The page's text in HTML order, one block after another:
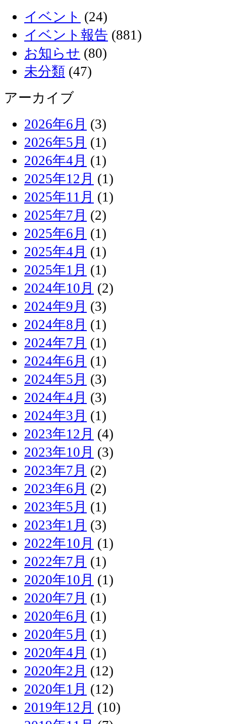
イベント (24)
イベント報告 (881)
お知らせ (80)
未分類 (47)
アーカイブ
2026年6月 (3)
2026年5月 (1)
2026年4月 (1)
2025年12月 (1)
2025年11月 (1)
2025年7月 (2)
2025年6月 (1)
2025年4月 (1)
2025年1月 (1)
2024年10月 (2)
2024年9月 (3)
2024年8月 (1)
2024年7月 (1)
2024年6月 (1)
2024年5月 (3)
2024年4月 (3)
2024年3月 (1)
2023年12月 (4)
2023年10月 (3)
2023年7月 (2)
2023年6月 (2)
2023年5月 (1)
2023年1月 (3)
2022年10月 (1)
2022年7月 (1)
2020年10月 (1)
2020年7月 (1)
2020年6月 (1)
2020年5月 (1)
2020年4月 (1)
2020年2月 (12)
2020年1月 (12)
2019年12月 (10)